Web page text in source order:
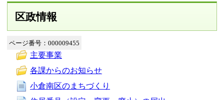
区政情報
ページ番号：000009455
主要事業
各課からのお知らせ
小倉南区のまちづくり